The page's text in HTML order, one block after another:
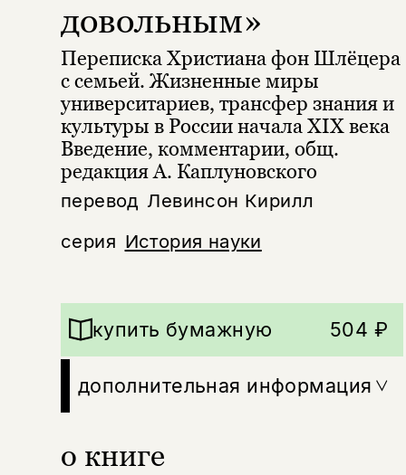
перевод Левинсон Кирилл
серия История науки
довольным»
Переписка Христиана фон Шлёцера
с семьей. Жизненные миры
университариев, трансфер знания и
культуры в России начала XIX века
Введение, комментарии, общ.
редакция А. Каплуновского
о книге
купить бумажную 504 ₽
дополнительная информация